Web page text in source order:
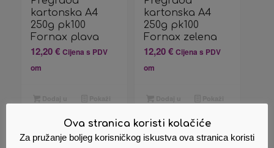
kartonska A4
250g pk100
Fornax plava
12,20€ Cijena s PDV
om
kartonska A4
250g pk100
Fornax zelena
12,20€ Cijena s PDV
om
Ova stranica koristi kolačiće
Za pružanje boljeg korisničkog iskustva ova stranica koristi